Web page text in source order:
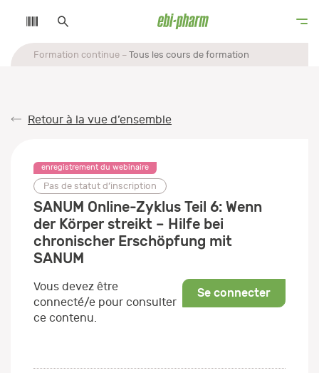
Formation continue Tous les cours de formation
Retour à la vue d’ensemble
enregistrement du webinaire
Pas de statut d’inscription
SANUM Online-Zyklus Teil 6: Wenn
der Körper streikt – Hilfe bei
chronischer Erschöpfung mit
SANUM
Se connecter
Vous devez être
connecté/e pour consulter
ce contenu.